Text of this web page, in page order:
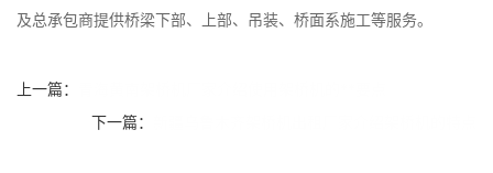
及总承包商提供桥梁下部、上部、吊装、桥面系施工等服务。
上一篇：
下一篇：